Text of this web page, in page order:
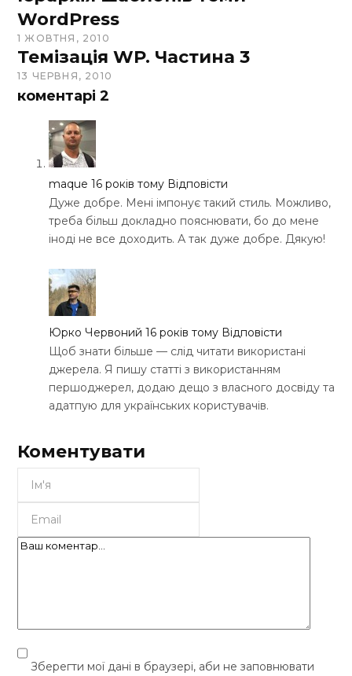
WordPress
1 ЖОВТНЯ, 2010
Темізація WP. Частина 3
13 ЧЕРВНЯ, 2010
коментарі 2
maque 16 років тому Відповісти
Дуже добре. Мені імпонує такий стиль. Можливо,
треба більш докладно пояснювати, бо до мене
іноді не все доходить. А так дуже добре. Дякую!
Юрко Червоний 16 років тому Відповісти
Щоб знати більше — слід читати використані
джерела. Я пишу статті з використанням
першоджерел, додаю дещо з власного досвіду та
адатпую для українських користувачів.
Коментувати
Зберегти мої дані в браузері, аби не заповнювати